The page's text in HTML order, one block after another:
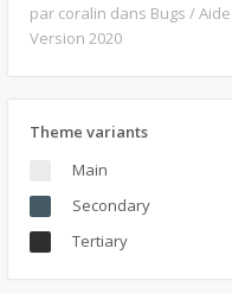
par coralin dans Bugs /
Version 2020
Theme variants
Main
Secondary
Tertiary